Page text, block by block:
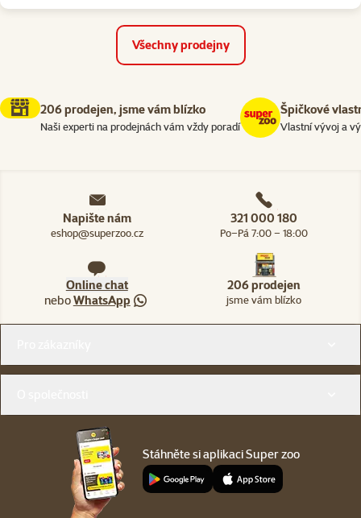
Všechny prodejny
206 prodejen, jsme vám blízko
Naši experti na prodejnách vám vždy poradí
Špičkové
Vlastní vývoj a
Napište nám
eshop@superzoo.cz
321 000 180
Po–Pá 7:00 – 18:00
Online chat
neboWhatsApp
206 prodejen
jsme vám blízko
Stáhněte si aplikaci Super zoo